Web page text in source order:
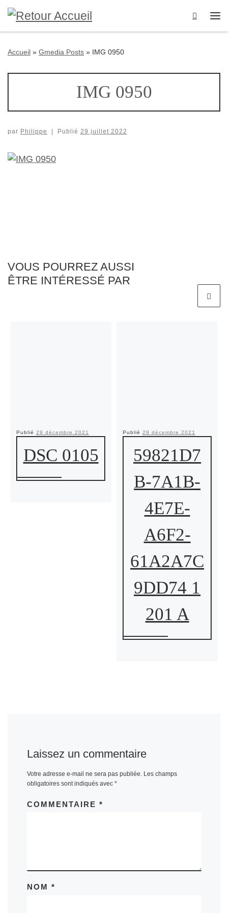
Passer au contenu
Search
Accueil » Gmedia Posts » IMG 0950
IMG 0950
par Philippe Publié 29 juillet 2022
VOUS POURREZ AUSSI
ÊTRE INTÉRESSÉ PAR
Publié 29 décembre 2021
DSC 0105
Publié 29 décembre 2021
59821D7
B-7A1B-
4E7E-
A6F2-
61A2A7C
9DD74 1
201 A
Laissez un commentaire
Votre adresse e-mail ne sera pas publiée. Les champs
obligatoires sont indiqués avec *
COMMENTAIRE *
NOM *